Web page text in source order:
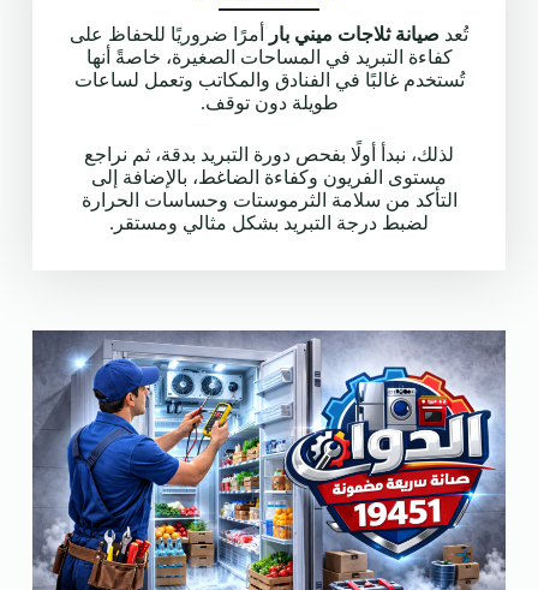
تُعد صيانة ثلاجات ميني بار
أمرًا ضروريًا للحفاظ على
كفاءة التبريد في المساحات الصغيرة، خاصةً أنها
تُستخدم غالبًا في الفنادق والمكاتب وتعمل لساعات
طويلة دون توقف.
لذلك، نبدأ أولًا بفحص دورة التبريد بدقة، ثم نراجع
مستوى الفريون وكفاءة الضاغط، بالإضافة إلى
التأكد من سلامة الثرموستات وحساسات الحرارة
لضبط درجة التبريد بشكل مثالي ومستقر.